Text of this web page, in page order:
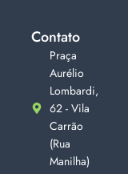
Contato
Praça
Aurélio
Lombardi,
62 - Vila
Carrão
(Rua
Manilha)